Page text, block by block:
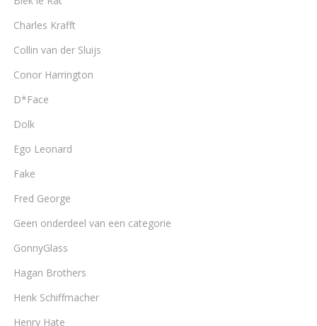
Charles Krafft
Collin van der Sluijs
Conor Harrington
D*Face
Dolk
Ego Leonard
Fake
Fred George
Geen onderdeel van een categorie
GonnyGlass
Hagan Brothers
Henk Schiffmacher
Henry Hate